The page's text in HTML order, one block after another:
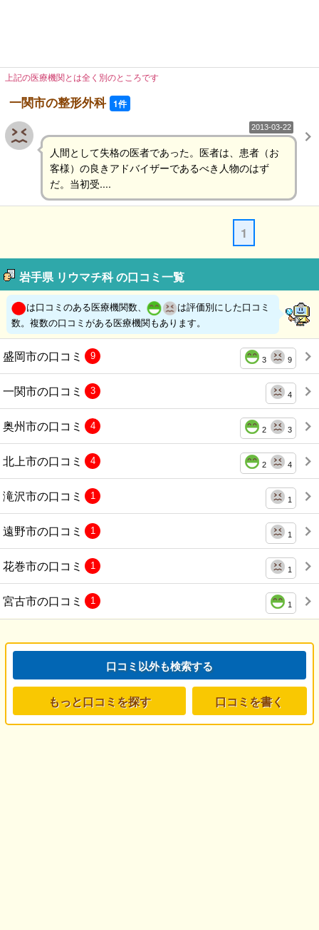
上記の医療機関とは全く別のところです
一関市の整形外科 1件
2013-03-22
人間として失格の医者であった。医者は、患者（お
客様）の良きアドバイザーであるべき人物のはず
だ。当初受....
1
岩手県 リウマチ科 の口コミ一覧
は口コミのある医療機関数、
は評価別にした口コミ
数。複数の口コミがある医療機関もあります。
盛岡市の口コミ 3 9
9
一関市の口コミ 4
3
奥州市の口コミ 2 3
4
北上市の口コミ 2 4
4
滝沢市の口コミ 1
1
遠野市の口コミ 1
1
花巻市の口コミ 1
1
宮古市の口コミ 1
1
口コミ以外も検索する
もっと口コミを探す 口コミを書く